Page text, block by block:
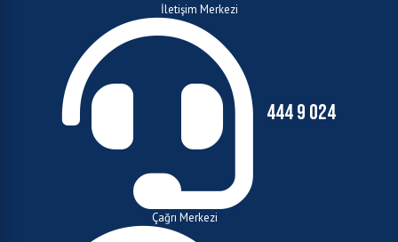
İletişim Merkezi
444 9 024
Çağrı Merkezi